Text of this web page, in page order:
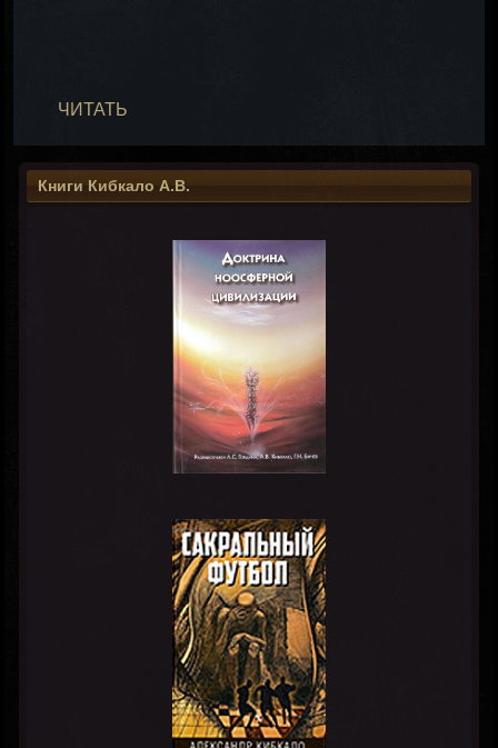
ЧИТАТЬ
Книги Кибкало А.В.